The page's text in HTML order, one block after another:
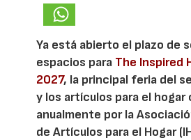
Ya está abierto el plazo de
espacios para The Inspired
2027, la principal feria del
y los artículos para el hogar
anualmente por la
de Artículos para el Hogar